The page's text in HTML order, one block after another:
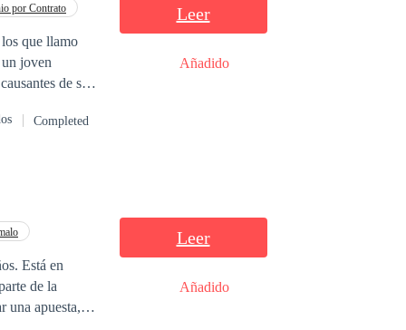
por Contrato
que llamo
de su
"¡Señorita
Completed
Leer
Añadido
Está en
de la
una apuesta,
Leer
Añadido